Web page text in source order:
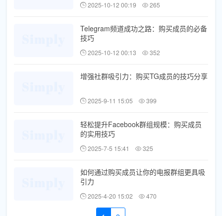
2025-10-12 00:19 265
Telegram频道成功之路：购买成员的必备
技巧
2025-10-12 00:13 352
增强社群吸引力：购买TG成员的技巧分享
2025-9-11 15:05 399
轻松提升Facebook群组规模：购买成员
的实用技巧
2025-7-5 15:41 325
如何通过购买成员让你的电报群组更具吸
引力
2025-4-20 15:02 470